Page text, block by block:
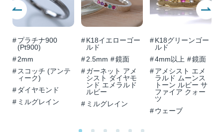
Previous
プラチナ900
(Pt900)
2mm
スコッチ (アンテ
ィーク)
ダイヤモンド
ミルグレイン
K18イエローゴー
ルド
2.5mm
鏡面
ガーネット アメ
シスト ダイヤモ
ンド エメラルド
ルビー
ミルグレイン
K18グリーンゴー
ルド
4mm以上
鏡面
アメシスト エメ
ラルド ムーンス
トーン ルビー サ
ファイア クォー
ツ
ウェーブ